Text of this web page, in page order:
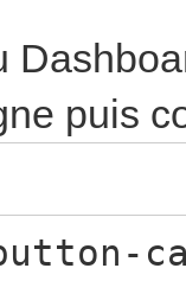
puis